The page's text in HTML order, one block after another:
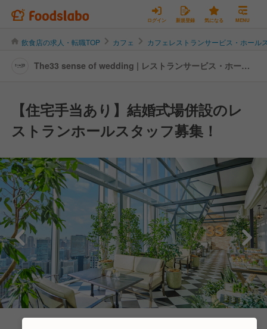
ログイン 新規登録 気になる MENU
飲食店の求人・転職TOP カフェ カフェレストランサービス・ホール
The33 sense of wedding | レストランサービス・ホール
【住宅手当あり】結婚式場併設のレ
ストランホールスタッフ募集！